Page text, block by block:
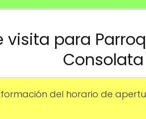
para
Consolata
del horario de